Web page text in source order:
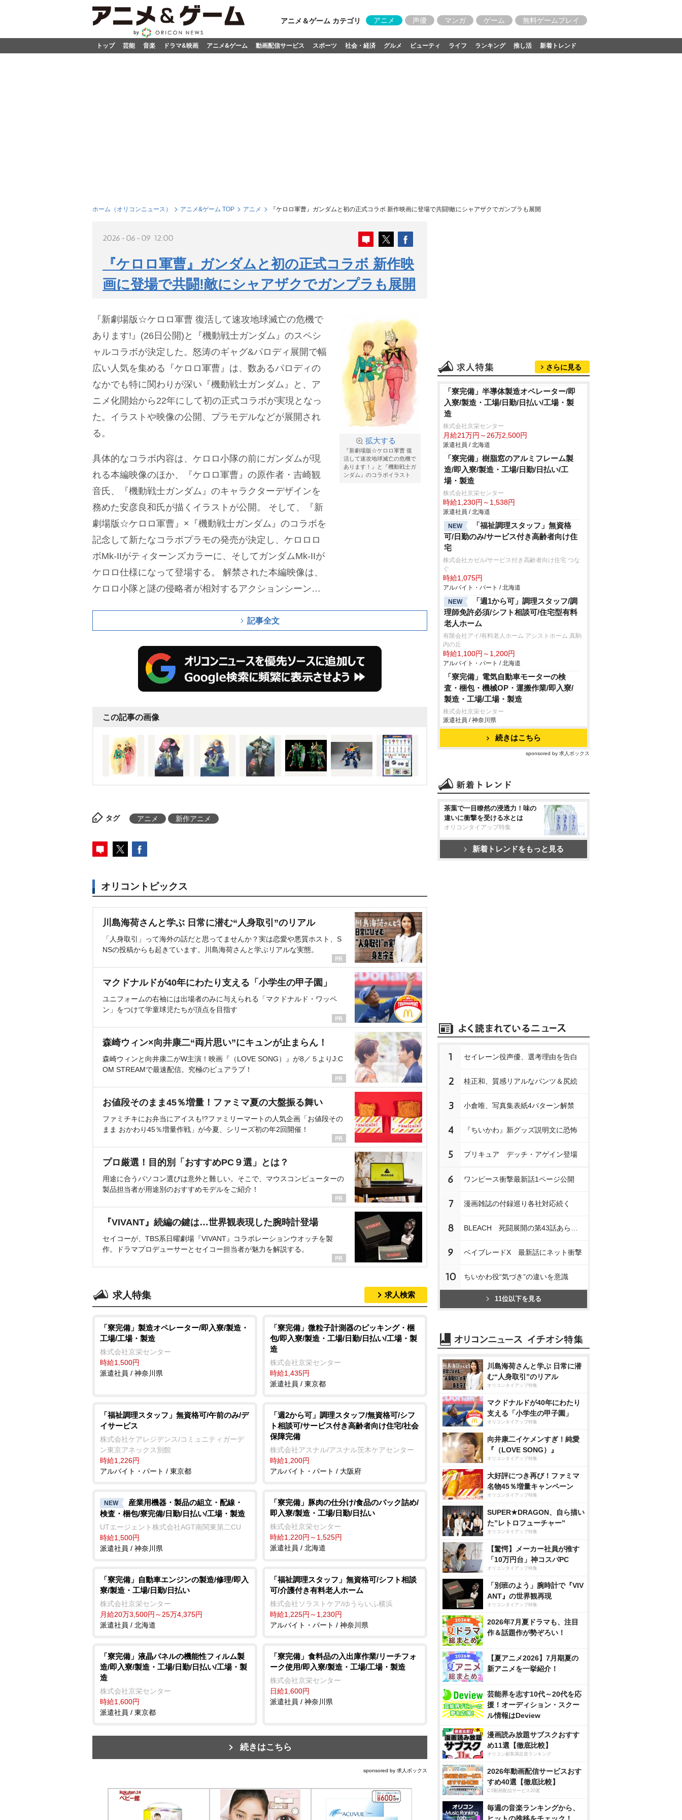
アニメ＆ゲーム カテゴリ アニメ 声優 マンガ ゲーム 無料ゲームプレイ
トップ 芸能 音楽 ドラマ&映画 アニメ&ゲーム 動画配信サービス スポーツ 社会・経済 グルメ ビューティ ライフ ランキング 推し活 新着トレンド
ホーム（オリコンニュース） アニメ&ゲーム TOP アニメ 『ケロロ軍曹』ガンダムと初の正式コラボ 新作映画に登場で共闘!敵にシャアザクでガンプラも展開
2026-06-09 12:00
『ケロロ軍曹』ガンダムと初の正式コラボ 新作映
画に登場で共闘!敵にシャアザクでガンプラも展開
拡大する
『新劇場版☆ケロロ軍曹 復
活して速攻地球滅亡の危機で
あります！』と『機動戦士ガ
ンダム』のコラボイラスト
『新劇場版☆ケロロ軍曹 復活して速攻地球滅亡の危機で
あります!』(26日公開)と『機動戦士ガンダム』のスペシ
ャルコラボが決定した。怒涛のギャグ&パロディ展開で幅
広い人気を集める『ケロロ軍曹』は、数あるパロディの
なかでも特に関わりが深い『機動戦士ガンダム』と、ア
ニメ化開始から22年にして初の正式コラボが実現となっ
た。イラストや映像の公開、プラモデルなどが展開され
る。
具体的なコラボ内容は、ケロロ小隊の前にガンダムが現
れる本編映像のほか、『ケロロ軍曹』の原作者・吉崎観
音氏、『機動戦士ガンダム』のキャラクターデザインを
務めた安彦良和氏が描くイラストが公開。
そして、『新
劇場版☆ケロロ軍曹』×『機動戦士ガンダム』のコラボを
記念して新たなコラボプラモの発売が決定し、ケロロロ
ボMk-IIがティターンズカラーに、そしてガンダムMk-IIが
ケロロ仕様になって登場する。
解禁された本編映像は、
ケロロ小隊と謎の侵略者が相対するアクションシーンが
陥るケロロ小隊たち。そんな絶体絶命のなか、小隊の前
ムの姿だった。ガンダムの参戦により形勢逆転と思いき
、新たな敵・シャアザク(赤い機体)が立ちはだかる。ガ
ンダムとの共闘でケロロ小隊たちはこのピンチを乗り越
る。コラボイラストは、吉崎観音氏が描く『機動戦士ガ
ンダム 劇場版三部作』のケロロオマージュ、そして安彦
良和氏が描くアムロ・シャア・ケロロが仲良く腕を組む
超豪華なイラストに仕上がっている。コラボプラモは、
ッカーなどの劇場物販グッズは26日より上映劇場(一部劇
吉崎観音氏が雑誌「月刊少年エース」にて連載中の漫画
す騒動を描いたコメディー。2004年からの7年間、テレビ
アニメシリーズが放送され、劇場版アニメも公開される
アニメ20周年記念プロジェクトの一環として制作され
る。
記事全文
この記事の画像
タグ アニメ 新作アニメ
オリコントピックス
川島海荷さんと学ぶ 日常に潜む“人身取引”のリアル
「人身取引」って海外の話だと思ってませんか？実は恋愛や悪質ホスト、S
NSの投稿からも起きています。川島海荷さんと学ぶリアルな実態。
マクドナルドが40年にわたり支える「小学生の甲子園」
ユニフォームの右袖には出場者のみに与えられる「マクドナルド・ワッペ
ン」をつけて学童球児たちが頂点を目指す
森崎ウィン×向井康二“両片思い”にキュンが止まらん！
森崎ウィンと向井康二がW主演！映画『（LOVE SONG）』が8／５よりJ:C
OM STREAMで最速配信。究極のピュアラブ！
お値段そのまま45％増量！ファミマ夏の大盤振る舞い
ファミチキにお弁当にアイスも!?ファミリーマートの人気企画「お値段その
まま おかわり45％増量作戦」が今夏、シリーズ初の年2回開催！
プロ厳選！目的別「おすすめPC９選」とは？
用途に合うパソコン選びは意外と難しい。そこで、マウスコンピューターの
製品担当者が用途別のおすすめモデルをご紹介！
『VIVANT』続編の鍵は…世界観表現した腕時計登場
セイコーが、TBS系日曜劇場『VIVANT』コラボレーションウオッチを製
作。ドラマプロデューサーとセイコー担当者が魅力を解説する。
求人特集 求人検索
「寮完備」製造オペレーター/即入寮/製造・
工場/工場・製造
株式会社京栄センター
時給1,500円
派遣社員 / 神奈川県
「寮完備」微粒子計測器のピッキング・梱
包/即入寮/製造・工場/日勤/日払い/工場・製
造
株式会社京栄センター
時給1,435円
派遣社員 / 東京都
「福祉調理スタッフ」無資格可/午前のみ/デ
イサービス
株式会社ケアレジデンス/コミュニティガーデ
ン東京アネックス別館
時給1,226円
アルバイト・パート / 東京都
「週2から可」調理スタッフ/無資格可/シフ
ト相談可/サービス付き高齢者向け住宅/社会
保障完備
株式会社アスナル/アスナル茨木ケアセンター
時給1,200円
アルバイト・パート / 大阪府
NEW
産業用機器・製品の組立・配線・
検査・梱包/寮完備/日勤/日払い/工場・製造
UTエージェント株式会社AGT南関東第二CU
時給1,500円
派遣社員 / 神奈川県
「寮完備」豚肉の仕分け/食品のパック詰め/
即入寮/製造・工場/日勤/日払い
株式会社京栄センター
時給1,220円～1,525円
派遣社員 / 北海道
「寮完備」自動車エンジンの製造/修理/即入
寮/製造・工場/日勤/日払い
株式会社京栄センター
月給20万3,500円～25万4,375円
派遣社員 / 北海道
「福祉調理スタッフ」無資格可/シフト相談
可/介護付き有料老人ホーム
株式会社ソラストケア/ゆうらいふ横浜
時給1,225円～1,230円
アルバイト・パート / 神奈川県
「寮完備」液晶パネルの機能性フィルム製
造/即入寮/製造・工場/日勤/日払い/工場・製
造
株式会社京栄センター
時給1,600円
派遣社員 / 東京都
「寮完備」食料品の入出庫作業/リーチフォ
ーク使用/即入寮/製造・工場/工場・製造
株式会社京栄センター
日給1,600円
派遣社員 / 神奈川県
続きはこちら
sponsored by 求人ボックス
さらに見る
「寮完備」半導体製造オペレーター/即
入寮/製造・工場/日勤/日払い/工場・製
造
株式会社京栄センター
月給21万円～26万2,500円
派遣社員 / 北海道
「寮完備」樹脂窓のアルミフレーム製
造/即入寮/製造・工場/日勤/日払い/工
場・製造
株式会社京栄センター
時給1,230円～1,538円
派遣社員 / 北海道
NEW
「福祉調理スタッフ」無資格
可/日勤のみ/サービス付き高齢者向け住
宅
株式会社カゼル/サービス付き高齢者向け住宅 つな
ぐ
時給1,075円
アルバイト・パート / 北海道
NEW
「週1から可」調理スタッフ/調
理師免許必須/シフト相談可/住宅型有料
老人ホーム
有限会社アイ/有料老人ホーム アシストホーム 真駒
内の丘
時給1,100円～1,200円
アルバイト・パート / 北海道
「寮完備」電気自動車モーターの検
査・梱包・機械OP・運搬作業/即入寮/
製造・工場/工場・製造
株式会社京栄センター
派遣社員 / 神奈川県
続きはこちら
sponsored by 求人ボックス
茶葉で一目瞭然の浸透力！味の
違いに衝撃を受ける水とは
オリコンタイアップ特集
新着トレンドをもっと見る
1 セイレーン役声優、選考理由を告白
2 桂正和、質感リアルなパンツ＆尻絵
3 小倉唯、写真集表紙4パターン解禁
4 『ちいかわ』新グッズ説明文に恐怖
5 プリキュア デッチ・アゲイン登場
6 ワンピース衝撃最新話1ページ公開
7 漫画雑誌の付録巡り各社対応続く
8
9 ベイブレードX 最新話にネット衝撃
10 ちいかわ役“気づき”の違いを意識
11位以下を見る
川島海荷さんと学ぶ 日常に潜
む“人身取引”のリアル
オリコンタイアップ特集
マクドナルドが40年にわたり
支える「小学生の甲子園」
オリコンタイアップ特集
向井康二イケメンすぎ！純愛
『（LOVE SONG）』
オリコンタイアップ特集
大好評につき再び！ファミマ
名物45％増量キャンペーン
オリコンタイアップ特集
SUPER★DRAGON、自ら描い
た”レトロフューチャー”
オリコンタイアップ特集
【驚愕】メーカー社員が推す
「10万円台」神コスパPC
オリコンタイアップ特集
「別班のよう」腕時計で『VIV
ANT』の世界観再現
オリコンタイアップ特集
2026年7月夏ドラマも、注目
作＆話題作が勢ぞろい！
【夏アニメ2026】7月期夏の
新アニメを一挙紹介！
芸能界を志す10代～20代を応
援！オーディション・スクー
ル情報はDeview
漫画読み放題サブスクおすす
め11選【徹底比較】
オリコン顧客満足度ランキング
2026年動画配信サービスおす
すめ40選【徹底比較】
CS動画配信サービス20選
毎週の音楽ランキングから、